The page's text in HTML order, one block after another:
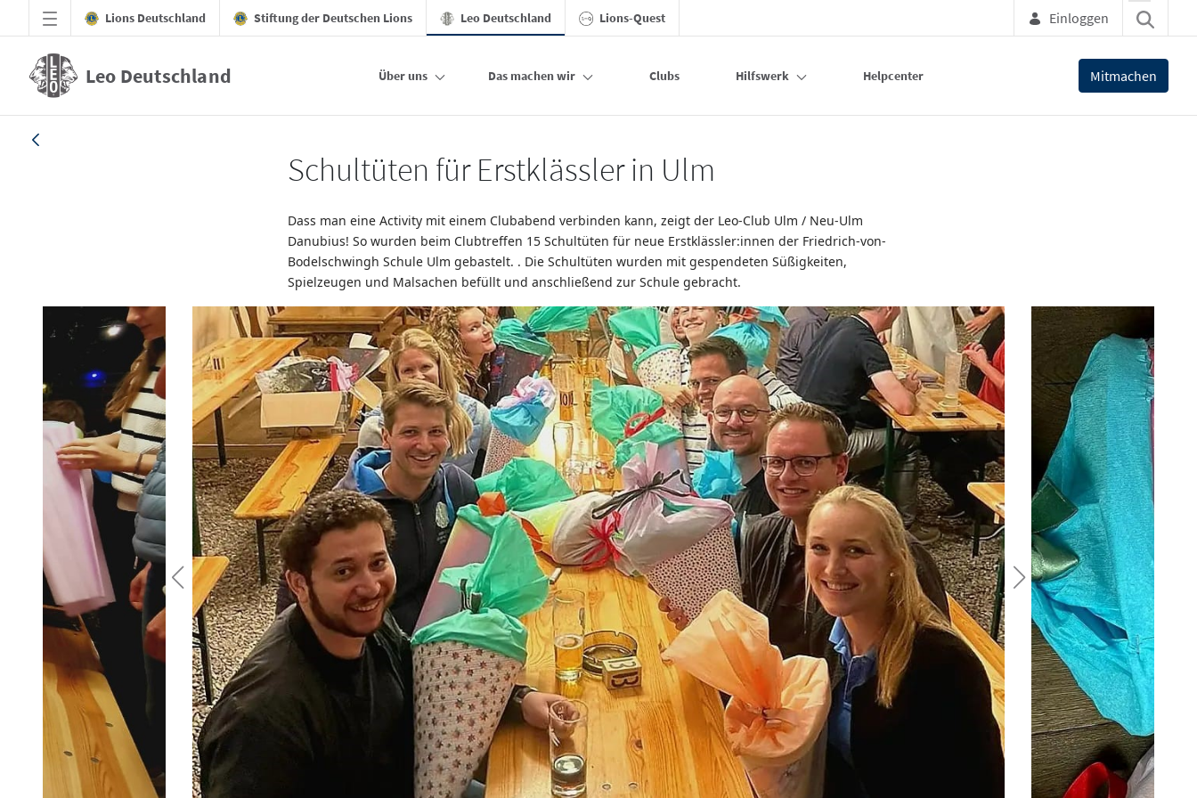
Zum Hauptinhalt springen
Lions Deutschland Stiftung der Deutschen Lions Leo Deutschland Lions-Quest Einloggen
Leo Deutschland Über uns Das machen wir Clubs Hilfswerk Helpcenter Mitmachen
Schultüten für Erstklässler in Ulm
Dass man eine Activity mit einem Clubabend verbinden kann, zeigt der Leo-Club Ulm / Neu-Ulm
Danubius! So wurden beim Clubtreffen 15 Schultüten für neue Erstklässler:innen der Friedrich-von-
Bodelschwingh Schule Ulm gebastelt. . Die Schultüten wurden mit gespendeten Süßigkeiten,
Spielzeugen und Malsachen befüllt und anschließend zur Schule gebracht.